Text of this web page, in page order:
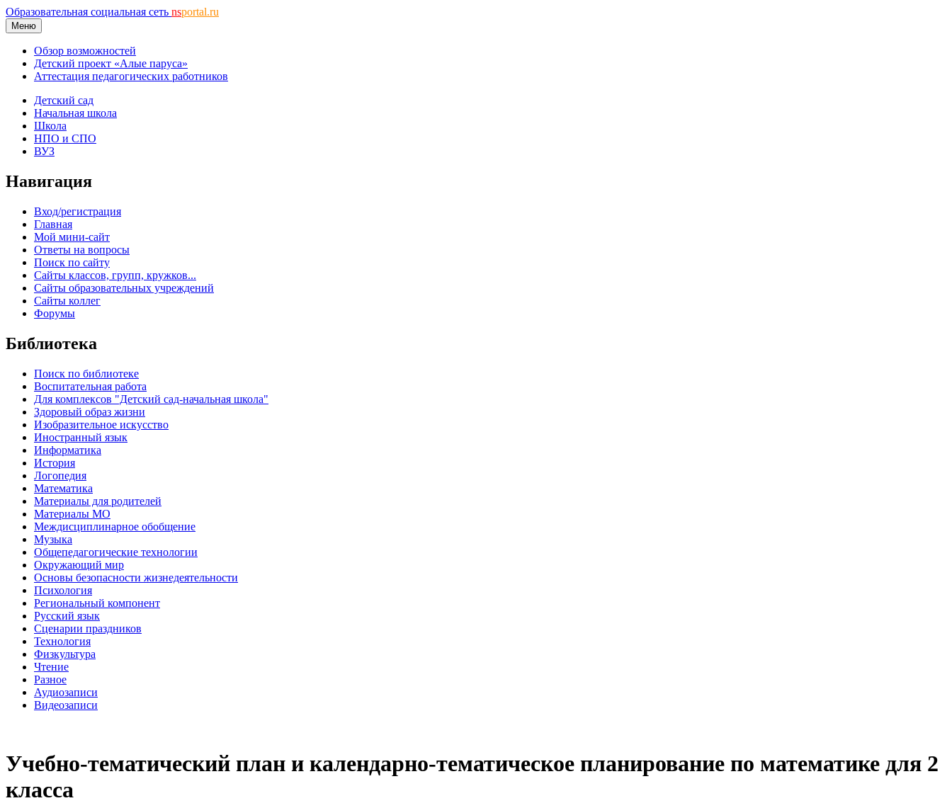
Образовательная социальная сеть nsportal.ru
Меню
Обзор возможностей
Детский проект «Алые паруса»
Аттестация педагогических работников
Детский сад
Начальная школа
Школа
НПО и СПО
ВУЗ
Навигация
Вход/регистрация
Главная
Мой мини-сайт
Ответы на вопросы
Поиск по сайту
Сайты классов, групп, кружков...
Сайты образовательных учреждений
Сайты коллег
Форумы
Библиотека
Поиск по библиотеке
Воспитательная работа
Для комплексов "Детский сад-начальная школа"
Здоровый образ жизни
Изобразительное искусство
Иностранный язык
Информатика
История
Логопедия
Математика
Материалы для родителей
Материалы МО
Междисциплинарное обобщение
Музыка
Общепедагогические технологии
Окружающий мир
Основы безопасности жизнедеятельности
Психология
Региональный компонент
Русский язык
Сценарии праздников
Технология
Физкультура
Чтение
Разное
Аудиозаписи
Видеозаписи
Учебно-тематический план и календарно-тематическое планирование по математике для 2
класса